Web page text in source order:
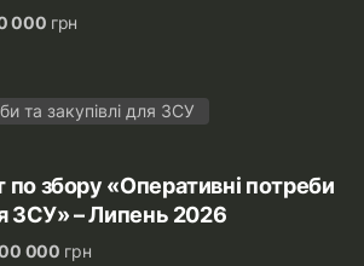
000 грн
та закупівлі для ЗСУ
по збору «Оперативні потреби
ЗСУ» – Липень 2026
000 грн